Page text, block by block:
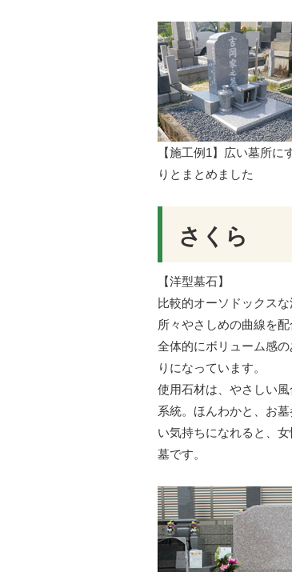
【施工例1】広い墓所に
りとまとめました
さくら
【洋型墓石】
比較的オーソドックスな
所々やさしめの曲線を配
全体的にボリューム感
りになっています。
使用石材は、やさしい
系統。ほんわかと、お
い気持ちになれると、
墓です。